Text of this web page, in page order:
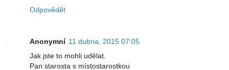
Odpovědět
Anonymní 11 dubna, 2015 07:05
Jak jste to mohli udělat.
Pan starosta s místostarostkou